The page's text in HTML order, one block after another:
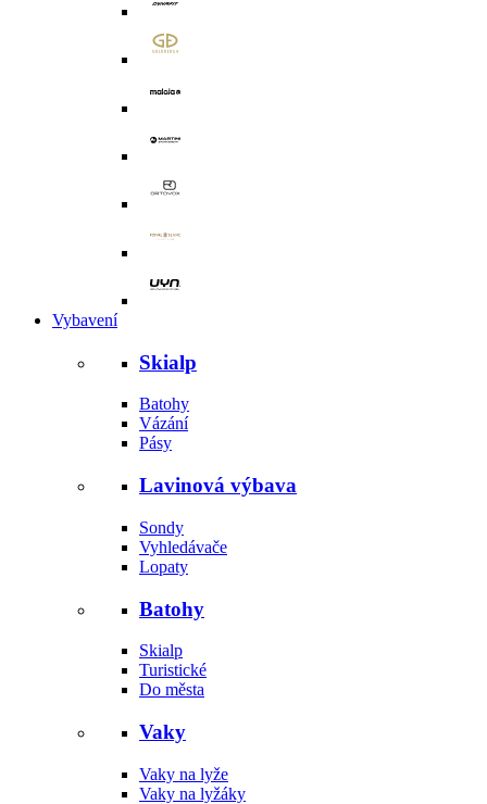
Vybavení
Skialp
Batohy
Vázání
Pásy
Lavinová výbava
Sondy
Vyhledávače
Lopaty
Batohy
Skialp
Turistické
Do města
Vaky
Vaky na lyže
Vaky na lyžáky